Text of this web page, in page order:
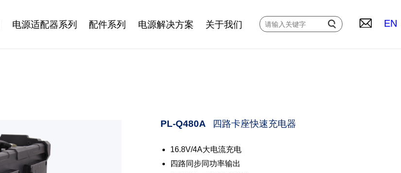
电源适配器系列 配件系列 电源解决方案 关于我们 EN
PL-Q480A 四路卡座快速充电器
16.8V/4A大电流充电
四路同步同功率输出